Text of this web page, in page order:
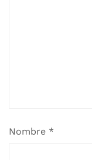
Nombre *